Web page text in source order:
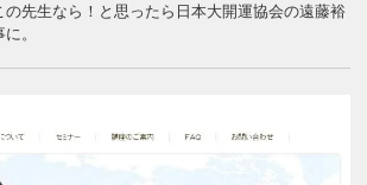
の先生なら！と思ったら日本大開運協会の遠藤裕
。